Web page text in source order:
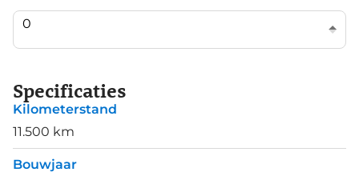
Specificaties
Kilometerstand
11.500 km
Bouwjaar